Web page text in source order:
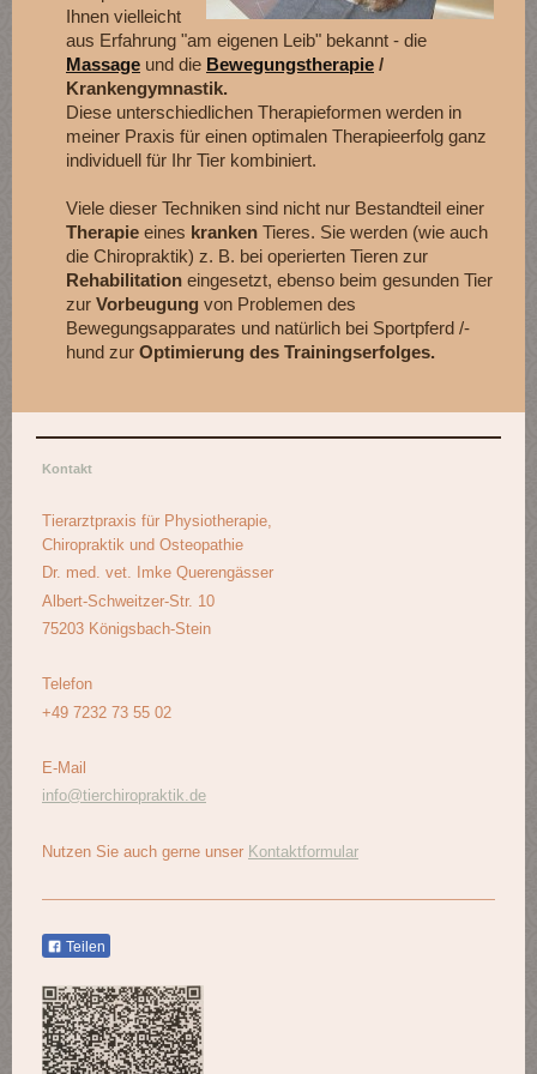
Ihnen vielleicht
aus Erfahrung "am eigenen Leib" bekannt - die
Massage und die Bewegungstherapie /
Krankengymnastik.
Diese unterschiedlichen Therapieformen werden in
meiner Praxis für einen optimalen Therapieerfolg ganz
individuell für Ihr Tier kombiniert.
Viele dieser Techniken sind nicht nur Bestandteil einer
Therapie eines kranken Tieres. Sie werden (wie auch
die Chiropraktik) z. B. bei operierten Tieren zur
Rehabilitation eingesetzt, ebenso beim gesunden Tier
zur Vorbeugung von Problemen des
Bewegungsapparates und natürlich bei Sportpferd /-
hund zur Optimierung des Trainingserfolges.
Kontakt
Tierarztpraxis für Physiotherapie,
Chiropraktik und Osteopathie
Dr. med. vet. Imke Querengässer
Albert-Schweitzer-Str. 10
75203 Königsbach-Stein
Telefon
+49 7232 73 55 02
E-Mail
info@tierchiropraktik.de
Nutzen Sie auch gerne unser Kontaktformular
Teilen